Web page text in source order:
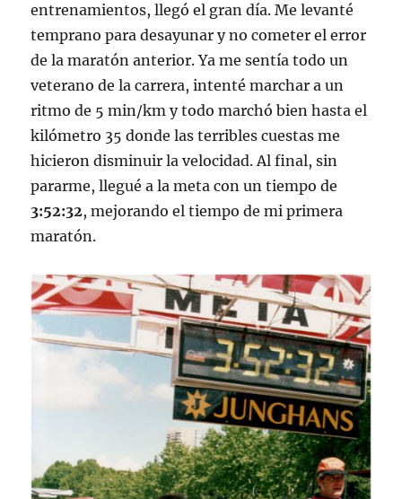
entrenamientos, llegó el gran día. Me levanté
temprano para desayunar y no cometer el error
de la maratón anterior. Ya me sentía todo un
veterano de la carrera, intenté marchar a un
ritmo de 5 min/km y todo marchó bien hasta el
kilómetro 35 donde las terribles cuestas me
hicieron disminuir la velocidad. Al final, sin
pararme, llegué a la meta con un tiempo de
3:52:32, mejorando el tiempo de mi primera
maratón.